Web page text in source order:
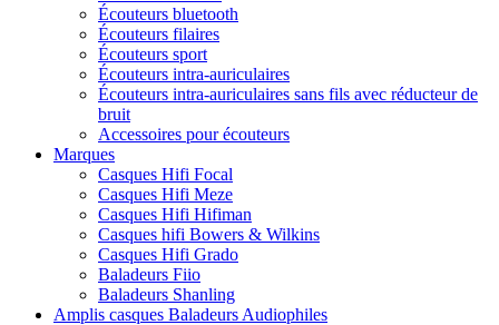
Écouteurs bluetooth
Écouteurs filaires
Écouteurs sport
Écouteurs intra-auriculaires
Écouteurs intra-auriculaires sans fils avec réducteur de
bruit
Accessoires pour écouteurs
Marques
Casques Hifi Focal
Casques Hifi Meze
Casques Hifi Hifiman
Casques hifi Bowers & Wilkins
Casques Hifi Grado
Baladeurs Fiio
Baladeurs Shanling
Amplis casques Baladeurs Audiophiles